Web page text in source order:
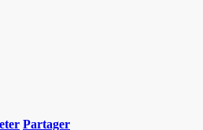
Partager